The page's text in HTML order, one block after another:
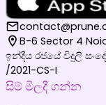
B-6 Sector 4
ඉන්දීය රජයේ විදුලි
/2021-CS-I
සිම් මිලදී ගන්න